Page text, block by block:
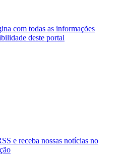
com todas as informações
deste portal
e receba nossas notícias no